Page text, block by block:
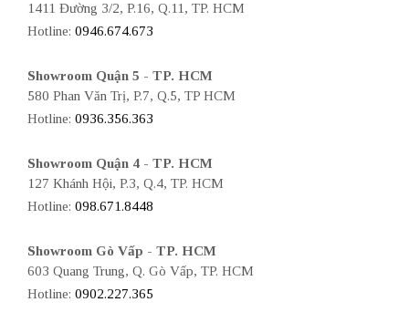
1411 Đường 3/2, P.16, Q.11, TP. HCM
Hotline: 0946.674.673
Showroom Quận 5 - TP. HCM
580 Phan Văn Trị, P.7, Q.5, TP HCM
Hotline: 0936.356.363
Showroom Quận 4 - TP. HCM
127 Khánh Hội, P.3, Q.4, TP. HCM
Hotline: 098.671.8448
Showroom Gò Vấp - TP. HCM
603 Quang Trung, Q. Gò Vấp, TP. HCM
Hotline: 0902.227.365